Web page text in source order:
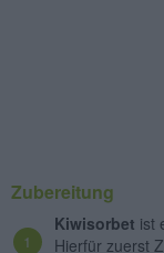
Zubereitung
Kiwisorbet ist
Hierfür zuerst